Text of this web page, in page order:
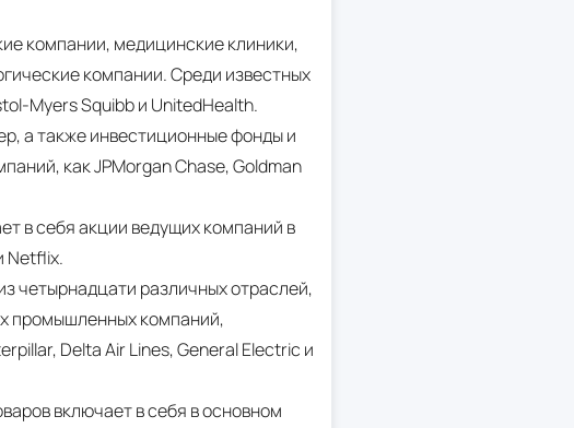
компании, медицинские клиники,
компании. Среди известных
Myers Squibb и UnitedHealth.
а также инвестиционные фонды и
как JPMorgan Chase, Goldman
в себя акции ведущих компаний в
Netflix.
четырнадцати различных отраслей,
промышленных компаний,
Delta Air Lines, General Electric и
включает в себя в основном